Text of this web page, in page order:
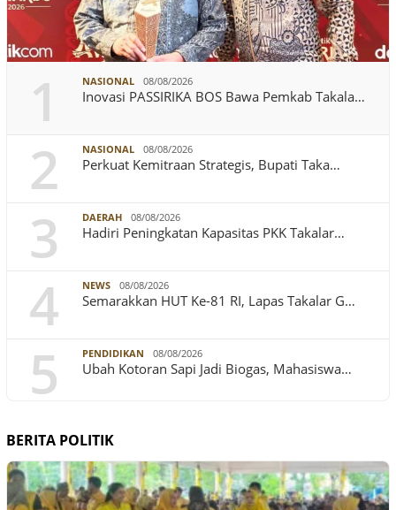
1 NASIONAL 08/08/2026
Inovasi PASSIRIKA BOS Bawa Pemkab Takala…
2 NASIONAL 08/08/2026
Perkuat Kemitraan Strategis, Bupati Taka…
3 DAERAH 08/08/2026
Hadiri Peningkatan Kapasitas PKK Takalar…
4 NEWS 08/08/2026
Semarakkan HUT Ke-81 RI, Lapas Takalar G…
5 PENDIDIKAN 08/08/2026
Ubah Kotoran Sapi Jadi Biogas, Mahasiswa…
BERITA POLITIK